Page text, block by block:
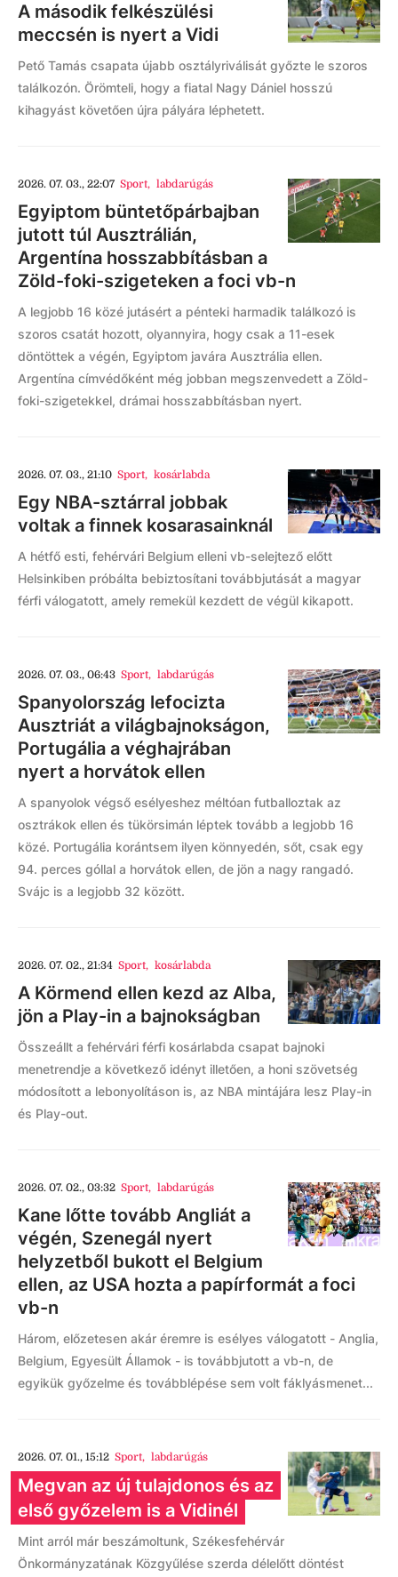
A második felkészülési
meccsén is nyert a Vidi
Pető Tamás csapata újabb osztályriválisát győzte le szoros
találkozón. Örömteli, hogy a fiatal Nagy Dániel hosszú
kihagyást követően újra pályára léphetett.
2026. 07. 03., 22:07 Sport, labdarúgás
Egyiptom büntetőpárbajban
jutott túl Ausztrálián,
Argentína hosszabbításban a
Zöld-foki-szigeteken a foci vb-n
A legjobb 16 közé jutásért a pénteki harmadik találkozó is
szoros csatát hozott, olyannyira, hogy csak a 11-esek
döntöttek a végén, Egyiptom javára Ausztrália ellen.
Argentína címvédőként még jobban megszenvedett a Zöld-
foki-szigetekkel, drámai hosszabbításban nyert.
2026. 07. 03., 21:10 Sport, kosárlabda
Egy NBA-sztárral jobbak
voltak a finnek kosarasainknál
A hétfő esti, fehérvári Belgium elleni vb-selejtező előtt
Helsinkiben próbálta bebiztosítani továbbjutását a magyar
férfi válogatott, amely remekül kezdett de végül kikapott.
2026. 07. 03., 06:43 Sport, labdarúgás
Spanyolország lefocizta
Ausztriát a világbajnokságon,
Portugália a véghajrában
nyert a horvátok ellen
A spanyolok végső esélyeshez méltóan futballoztak az
osztrákok ellen és tükörsimán léptek tovább a legjobb 16
közé. Portugália korántsem ilyen könnyedén, sőt, csak egy
94. perces góllal a horvátok ellen, de jön a nagy rangadó.
Svájc is a legjobb 32 között.
2026. 07. 02., 21:34 Sport, kosárlabda
A Körmend ellen kezd az Alba,
jön a Play-in a bajnokságban
Összeállt a fehérvári férfi kosárlabda csapat bajnoki
menetrendje a következő idényt illetően, a honi szövetség
módosított a lebonyolításon is, az NBA mintájára lesz Play-in
és Play-out.
2026. 07. 02., 03:32 Sport, labdarúgás
Kane lőtte tovább Angliát a
végén, Szenegál nyert
helyzetből bukott el Belgium
ellen, az USA hozta a papírformát a foci
vb-n
Három, előzetesen akár éremre is esélyes válogatott - Anglia,
Belgium, Egyesült Államok - is továbbjutott a vb-n, de
egyikük győzelme és továbblépése sem volt fáklyásmenet...
2026. 07. 01., 15:12 Sport, labdarúgás
Megvan az új tulajdonos és az
első győzelem is a Vidinél
Mint arról már beszámoltunk, Székesfehérvár
Önkormányzatának Közgyűlése szerda délelőtt döntést